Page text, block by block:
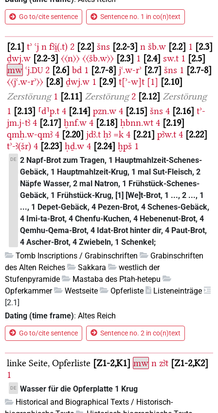
Go to/cite sentence Sentence no. 1 in co(n)text
2.1 tʾ ꜥj n fꜣi̯(.t) 2 2.2 šns 2.2-3 n šb.w 2.2 1 2.3
ḏwj.w 2.2-3 〈〈n〉〉 〈〈šb.w〉〉 2.3 1 2.4 sw.t 1 2.5
mw ꜥj.DU 2 2.6 bd 1 2.7-8 jꜥ.w-rʾ 2.7 šns 1 2.7-8
〈〈jꜥ.w-rʾ〉〉 2.8 ḏwj.w 1 2.9 t[ʾ-w]t [1]
2.10
Zerstörung 1 2.11 Zerstörung 2 2.12 Zerstörung
1 2.13 ⸢d⸣p.t 4 2.14 pzn.w 4 2.15 šns 4 2.16 tʾ-
jm.j-tꜣ 4 2.17 ḫnf.w 4 2.18 ḥbnn.wt 4 2.19
qmḥ.w-qmꜣ 4 2.20 jdꜣ.t ḥꜣ =k 4 2.21 pꜣw.t 4 2.22
tʾ-ꜣ(šr) 4 2.23 ḥḏ.w 4 2.24 ḫpš 1
DE 2 Napf-Brot zum Tragen, 1 Hauptmahlzeit-Schenes-
Gebäck, 1 Hauptmahlzeit-Krug, 1 mal Sut-Fleisch, 2
Näpfe Wasser, 2 mal Natron, 1 Frühstück-Schenes-
Gebäck, 1 Frühstück-Krug, [1] [We]t-Brot, 1 ..., 2 ..., 1
..., 1 Depet-Gebäck, 4 Pezen-Brot, 4 Schenes-Gebäck,
4 Imi-ta-Brot, 4 Chenfu-Kuchen, 4 Hebenenut-Brot, 4
Qemhu-Qema-Brot, 4 Idat-Brot hinter dir, 4 Paut-Brot,
4 Ascher-Brot, 4 Zwiebeln, 1 Schenkel;
Tomb Inscriptions / Grabinschriften
Grabinschriften
des Alten Reiches
Sakkara
westlich der
Stufenpyramide
Mastaba des Ptah-hetepu
Opferkammer
Westseite Opferliste
Listeneinträge
[2.1]
Dating (time frame): Altes Reich
Go to/cite sentence Sentence no. 2 in co(n)text
linke Seite, Opferliste Z1-2,K1 mw n zꜣt Z1-2,K2
1
DE Wasser für die Opferplatte 1 Krug
Historical and Biographical Texts / Historisch-